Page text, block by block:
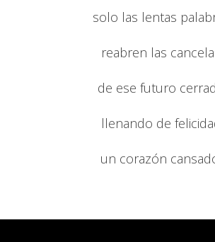
solo las lentas
reabren las
de ese futuro
llenando de
un corazón